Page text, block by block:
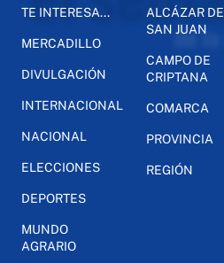
TE INTERESA...
MERCADILLO
DIVULGACIÓN
INTERNACIONAL
NACIONAL
ELECCIONES
DEPORTES
MUNDO
AGRARIO
ALCÁZAR DE
SAN JUAN
CAMPO DE
CRIPTANA
COMARCA
PROVINCIA
REGIÓN